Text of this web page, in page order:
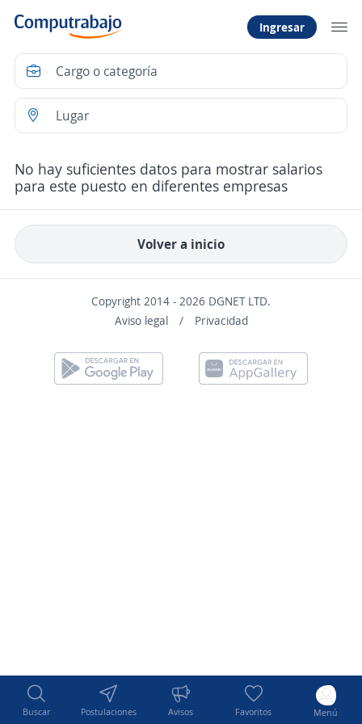
Ingresar
Buscar Postulaciones Avisos Favoritos Menú
No hay suficientes datos para mostrar salarios
para este puesto en diferentes empresas
Volver a inicio
Copyright 2014 - 2026 DGNET LTD.
Aviso legal
/ Privacidad